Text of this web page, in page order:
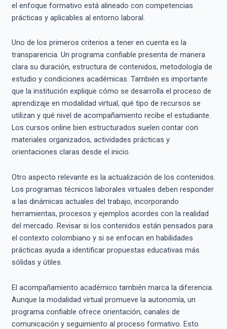
el enfoque formativo está alineado con competencias
prácticas y aplicables al entorno laboral.
Uno de los primeros criterios a tener en cuenta es la
transparencia. Un programa confiable presenta de manera
clara su duración, estructura de contenidos, metodología de
estudio y condiciones académicas. También es importante
que la institución explique cómo se desarrolla el proceso de
aprendizaje en modalidad virtual, qué tipo de recursos se
utilizan y qué nivel de acompañamiento recibe el estudiante.
Los cursos online bien estructurados suelen contar con
materiales organizados, actividades prácticas y
orientaciones claras desde el inicio.
Otro aspecto relevante es la actualización de los contenidos.
Los programas técnicos laborales virtuales deben responder
a las dinámicas actuales del trabajo, incorporando
herramientas, procesos y ejemplos acordes con la realidad
del mercado. Revisar si los contenidos están pensados para
el contexto colombiano y si se enfocan en habilidades
prácticas ayuda a identificar propuestas educativas más
sólidas y útiles.
El acompañamiento académico también marca la diferencia.
Aunque la modalidad virtual promueve la autonomía, un
programa confiable ofrece orientación, canales de
comunicación y seguimiento al proceso formativo. Esto